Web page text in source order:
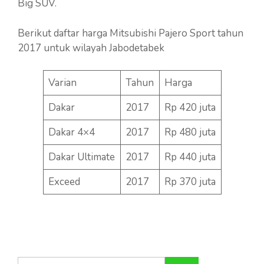
Big SUV.
Berikut daftar harga Mitsubishi Pajero Sport tahun
2017 untuk wilayah Jabodetabek
Varian Tahun
Harga
Dakar
2017
Rp 420 juta
Dakar 4×4
2017
Rp 480 juta
Dakar Ultimate
2017
Rp 440 juta
Exceed
2017 Rp 370 juta